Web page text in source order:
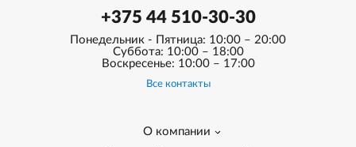
+375 44 510-30-30
Понедельник - Пятница: 10:00 – 20:00
Суббота: 10:00 – 18:00
Воскресенье: 10:00 – 17:00
Все контакты
О компании